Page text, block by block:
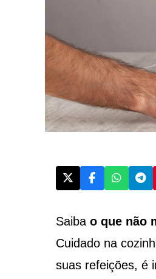
Saiba o que não
Cuidado na
suas refeições, é